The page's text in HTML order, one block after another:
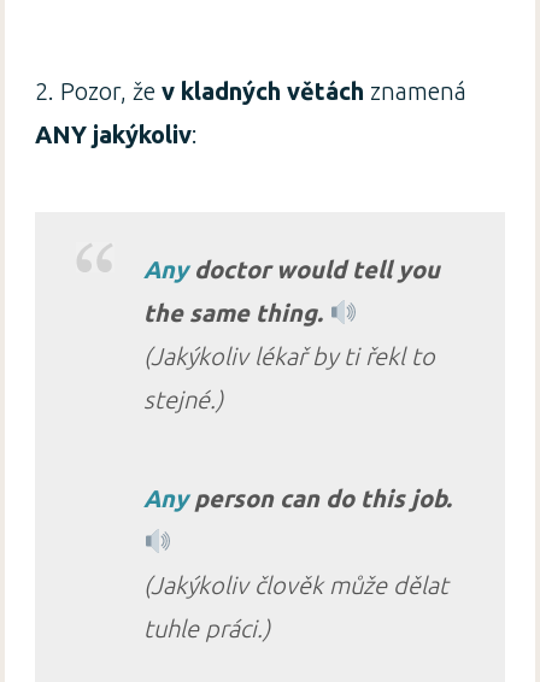
2. Pozor, žev kladných větách znamená
ANY jakýkoliv:
Anydoctor would tell you
the same thing.
(Jakýkoliv lékař by ti řekl to
stejné.)
Anyperson can do this job.
(Jakýkoliv člověk může dělat
tuhle práci.)